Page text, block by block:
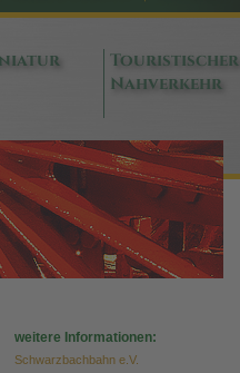
Touristischer
Nahverkehr
weitere Informationen:
Schwarzbachbahn e.V.